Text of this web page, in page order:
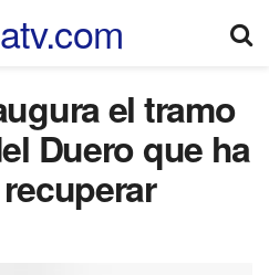
el tramo
Duero que ha